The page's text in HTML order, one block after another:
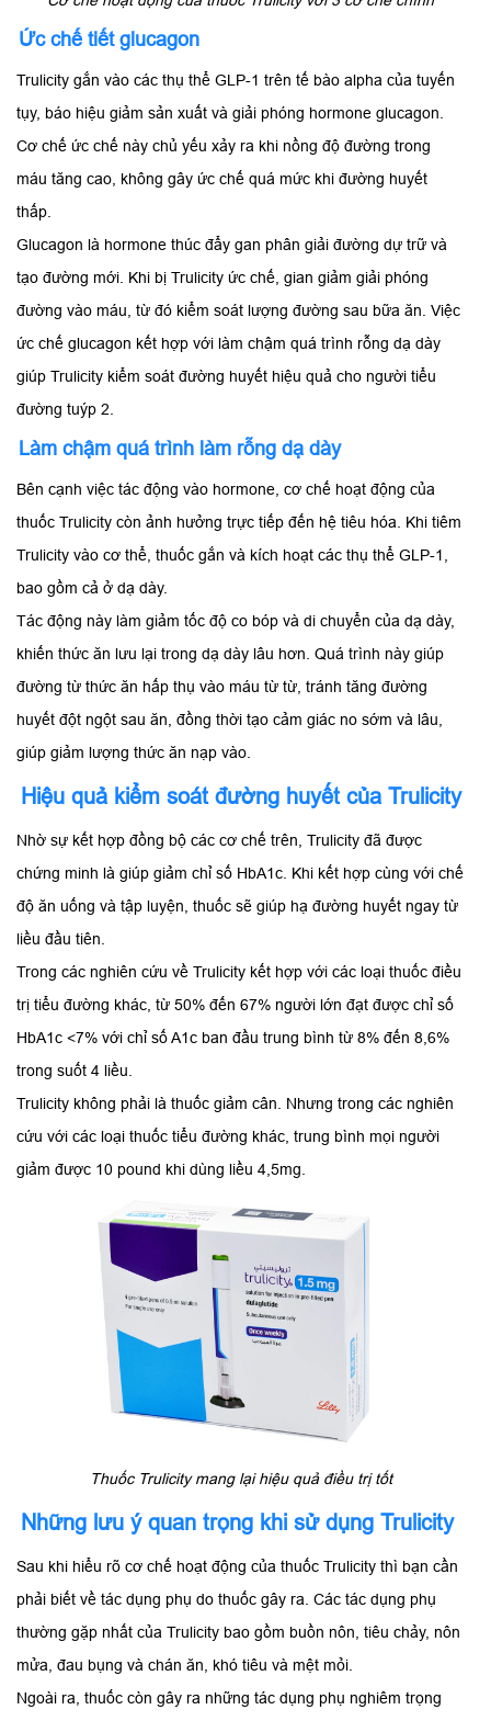
Ức chế tiết glucagon
Trulicity gắn vào các thụ thể GLP-1 trên tế bào alpha của tuyến
tụy, báo hiệu giảm sản xuất và giải phóng hormone glucagon.
Cơ chế ức chế này chủ yếu xảy ra khi nồng độ đường trong
máu tăng cao, không gây ức chế quá mức khi đường huyết
thấp.
Glucagon là hormone thúc đẩy gan phân giải đường dự trữ và
tạo đường mới. Khi bị Trulicity ức chế, gian giảm giải phóng
đường vào máu, từ đó kiểm soát lượng đường sau bữa ăn. Việc
ức chế glucagon kết hợp với làm chậm quá trình rỗng dạ dày
giúp Trulicity kiểm soát đường huyết hiệu quả cho người tiểu
đường tuýp 2.
Làm chậm quá trình làm rỗng dạ dày
Bên cạnh việc tác động vào hormone, cơ chế hoạt động của
thuốc Trulicity còn ảnh hưởng trực tiếp đến hệ tiêu hóa. Khi tiêm
Trulicity vào cơ thể, thuốc gắn và kích hoạt các thụ thể GLP-1,
bao gồm cả ở dạ dày.
Tác động này làm giảm tốc độ co bóp và di chuyển của dạ dày,
khiến thức ăn lưu lại trong dạ dày lâu hơn. Quá trình này giúp
đường từ thức ăn hấp thụ vào máu từ từ, tránh tăng đường
huyết đột ngột sau ăn, đồng thời tạo cảm giác no sớm và lâu,
giúp giảm lượng thức ăn nạp vào.
Hiệu quả kiểm soát đường huyết của Trulicity
Nhờ sự kết hợp đồng bộ các cơ chế trên, Trulicity đã được
chứng minh là giúp giảm chỉ số HbA1c. Khi kết hợp cùng với chế
độ ăn uống và tập luyện, thuốc sẽ giúp hạ đường huyết ngay từ
liều đầu tiên.
Trong các nghiên cứu về Trulicity kết hợp với các loại thuốc điều
trị tiểu đường khác, từ 50% đến 67% người lớn đạt được chỉ số
HbA1c <7% với chỉ số A1c ban đầu trung bình từ 8% đến 8,6%
trong suốt 4 liều.
Trulicity không phải là thuốc giảm cân. Nhưng trong các nghiên
cứu với các loại thuốc tiểu đường khác, trung bình mọi người
giảm được 10 pound khi dùng liều 4,5mg.
Thuốc Trulicity mang lại hiệu quả điều trị tốt
Những lưu ý quan trọng khi sử dụng Trulicity
Sau khi hiểu rõ cơ chế hoạt động của thuốc Trulicity thì bạn cần
phải biết về tác dụng phụ do thuốc gây ra. Các tác dụng phụ
thường gặp nhất của Trulicity bao gồm buồn nôn, tiêu chảy, nôn
mửa, đau bụng và chán ăn, khó tiêu và mệt mỏi.
Ngoài ra, thuốc còn gây ra những tác dụng phụ nghiêm trọng